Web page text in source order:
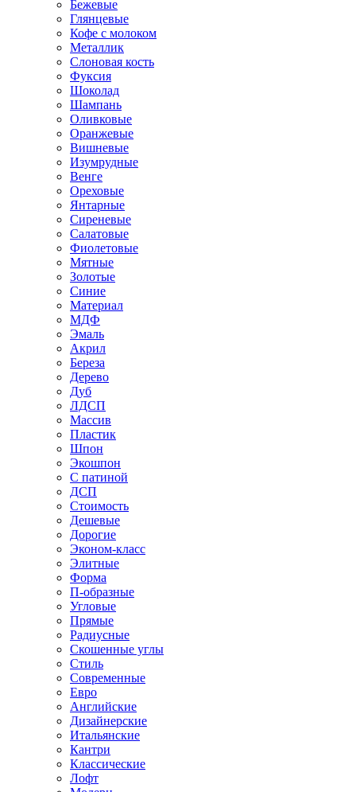
Бежевые
Глянцевые
Кофе с молоком
Металлик
Слоновая кость
Фуксия
Шоколад
Шампань
Оливковые
Оранжевые
Вишневые
Изумрудные
Венге
Ореховые
Янтарные
Сиреневые
Салатовые
Фиолетовые
Мятные
Золотые
Синие
Материал
МДФ
Эмаль
Акрил
Береза
Дерево
Дуб
ЛДСП
Массив
Пластик
Шпон
Экошпон
С патиной
ДСП
Стоимость
Дешевые
Дорогие
Эконом-класс
Элитные
Форма
П-образные
Угловые
Прямые
Радиусные
Скошенные углы
Стиль
Современные
Евро
Английские
Дизайнерские
Итальянские
Кантри
Классические
Лофт